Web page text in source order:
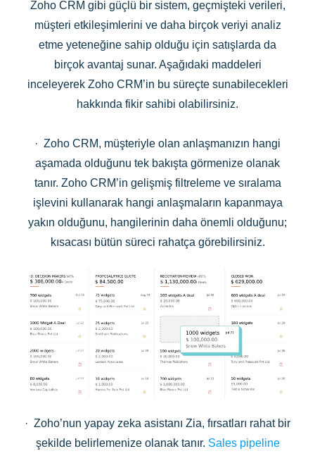
Zoho CRM gibi güçlü bir sistem, geçmişteki verileri,
müşteri etkileşimlerini ve daha birçok veriyi analiz
etme yeteneğine sahip olduğu için satışlarda da
birçok avantaj sunar. Aşağıdaki maddeleri
inceleyerek Zoho CRM’in bu süreçte sunabilecekleri
hakkında fikir sahibi olabilirsiniz.
· Zoho CRM, müşteriyle olan anlaşmanızın hangi
aşamada olduğunu tek bakışta görmenize olanak
tanır. Zoho CRM’in gelişmiş filtreleme ve sıralama
işlevini kullanarak hangi anlaşmaların kapanmaya
yakın olduğunu, hangilerinin daha önemli olduğunu;
kısacası bütün süreci rahatça görebilirsiniz.
· Zoho’nun yapay zeka asistanı Zia, fırsatları rahat bir
şekilde belirlemenize olanak tanır. Sales pipeline